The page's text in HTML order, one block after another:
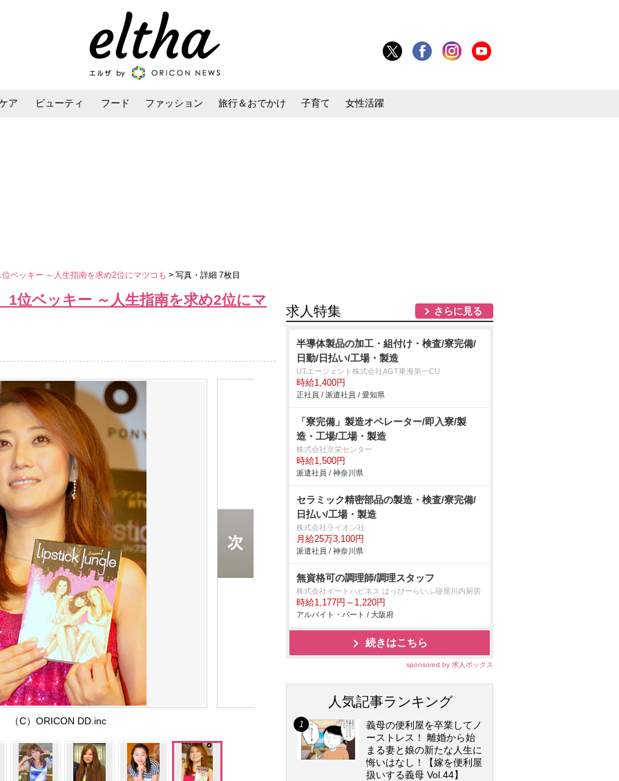
ア ビューティ フード ファッション 旅行＆おでかけ 子育て 女性活躍
ベッキー ～人生指南を求め2位にマツコも > 写真・詳細 7枚目
1位ベッキー ～人生指南を求め2位にマ
（C）ORICON DD.inc
求人特集 さらに見る
半導体製品の加工・組付け・検査/寮完備/
日勤/日払い/工場・製造
UTエージェント株式会社AGT東海第一CU
時給1,400円
正社員 / 派遣社員 / 愛知県
「寮完備」製造オペレーター/即入寮/製
造・工場/工場・製造
株式会社京栄センター
時給1,500円
派遣社員 / 神奈川県
セラミック精密部品の製造・検査/寮完備/
日払い/工場・製造
株式会社ライオン社
月給25万3,100円
派遣社員 / 神奈川県
無資格可の調理師/調理スタッフ
株式会社イートハピネス はっぴーらいふ寝屋川内厨房
時給1,177円～1,220円
アルバイト・パート / 大阪府
続きはこちら
sponsored by 求人ボックス
人気記事ランキング
義母の便利屋を卒業してノ
ーストレス！ 離婚から始
まる妻と娘の新たな人生に
悔いはなし！【嫁を便利屋
扱いする義母 Vol.44】